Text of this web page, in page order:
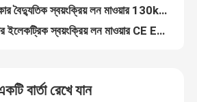
করুন
1500w স্বয়ংক্রিয় গজ কাটা স্বয়ংক্রিয় ঘাস কাটা রোবট OEM HT550WG
ইন্টেলিজেন্ট পোর্টেবল ইলেকট্রিক স্বয়ংক্রিয় লন মাওয়ার ক্রলার পাওয়ার সেভিং HT750
বার্তা রেখে যান